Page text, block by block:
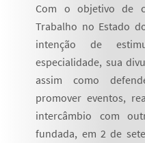
Com o objetivo de
Trabalho no Estado
intenção de
especialidade, sua
assim como
promover eventos,
intercâmbio com
fundada, em 2 de